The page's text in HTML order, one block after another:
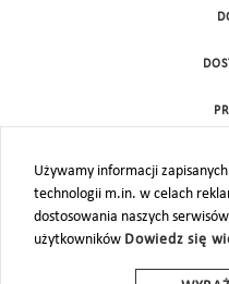
Używamy informacji
technologii m.in. w celach
dostosowania naszych
użytkowników Dowiedz się